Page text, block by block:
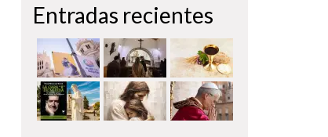
Entradas recientes